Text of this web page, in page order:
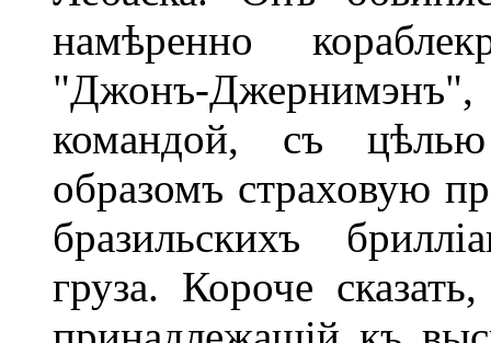
намѣренно
"Джонъ-
командой, съ
образомъ страховую
бразильскихъ
груза. Короче